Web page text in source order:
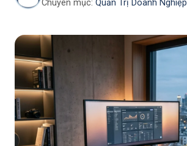
Chuyên mục: Quản Trị Doanh Nghiệp